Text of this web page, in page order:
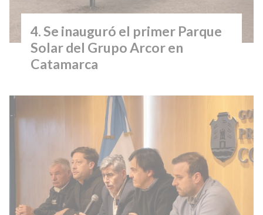
Se inauguró el primer Parque
Solar del Grupo Arcor en
Catamarca